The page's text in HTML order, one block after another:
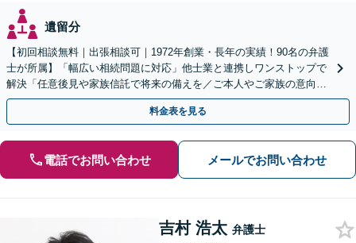
遺留分
【初回相談無料｜出張相談可｜1972年創業・長年の実績！90名の弁護
士が所属】「幅広い相続問題に対応」他士業と連携しワンストップで
解決「任意後見や家族信託で将来の備えを／ご本人やご家族の意向を
最大限尊重しご提案」【休日・夜間相談可】
料金表を見る
電話でお問い合わせ メールでお問い合わせ
吉村 浩太 弁護士